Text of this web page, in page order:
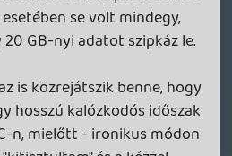
De
ugyanannyit
ott van az egyre
sem lopás."